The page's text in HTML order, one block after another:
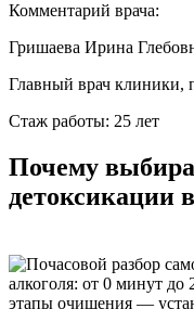
Комментарий врача:
Гришаева Ирина
Главный врач клиники,
Стаж работы: 25 лет
Почему
детоксикации